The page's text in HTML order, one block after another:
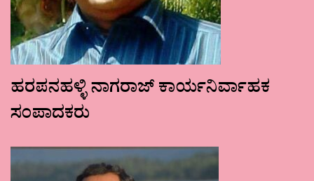
ಹರಪನಹಳ್ಳಿ ನಾಗರಾಜ್ ಕಾರ್ಯನಿರ್ವಾಹಕ
ಸಂಪಾದಕರು